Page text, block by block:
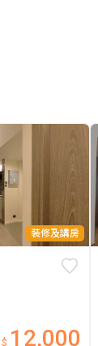
裝修及講房
$ 12,000